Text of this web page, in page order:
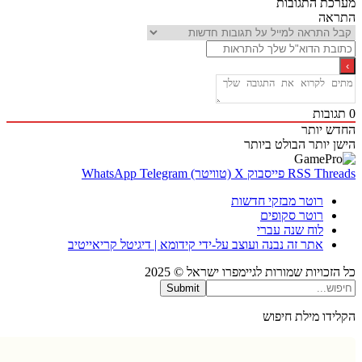
יותר
יותר הבולט ביותר
RSS פייסבוק X (טוויטר) WhatsApp Telegram
רוטר מבזקי חדשות
רוטר סקופים
לוח שנה עברי
אתר זה נבנה ועוצב על-ידי קידומא | דיגיטל קריאייטיב
שמורות לגיימפרו ישראל © 2025
Submit
מילת חיפוש